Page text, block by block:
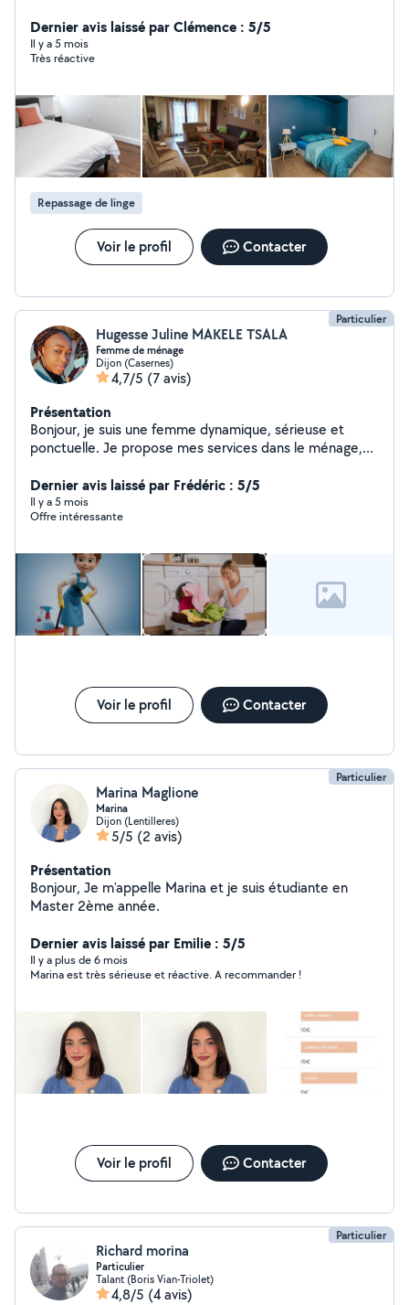
prestations, je suis véhiculée, sérieuse ponctuel et
dynamique, je suis à votre service., je peux également
venir m'occuper de vos animaux lors de votre weekend,
Dernier avis laissé par Clémence : 5/5
Il y a 5 mois
Très réactive
Repassage de linge
Voir le profil Contacter
Particulier
Hugesse Juline MAKELE TSALA
Femme de ménage
Dijon (Casernes)
4,7/5 (7 avis)
Présentation
Bonjour, je suis une femme dynamique, sérieuse et
ponctuelle. Je propose mes services dans le ménage,
jours. A l'écoute de vos besoins, je saurai vous donner
satisfaction n'hésitez pas à me contacter
Dernier avis laissé par Frédéric : 5/5
Il y a 5 mois
Offre intéressante
Voir le profil Contacter
Particulier
Marina Maglione
Marina
Dijon (Lentilleres)
5/5 (2 avis)
Présentation
Bonjour, Je m'appelle Marina et je suis étudiante en
Master 2ème année.
Dernier avis laissé par Emilie : 5/5
Il y a plus de 6 mois
Marina est très sérieuse et réactive. A recommander !
Voir le profil Contacter
Particulier
Richard morina
Particulier
Talant (Boris Vian-Triolet)
4,8/5 (4 avis)